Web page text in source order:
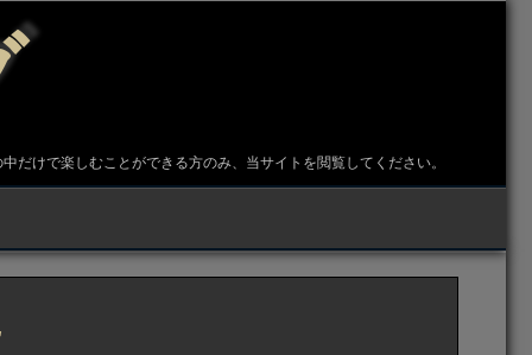
けで楽しむことができる方のみ、当サイトを閲覧してください。